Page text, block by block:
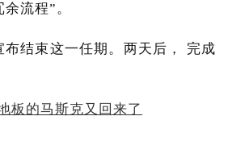
流程”。
布结束这一任期。两天后， 完成
板的马斯克又回来了